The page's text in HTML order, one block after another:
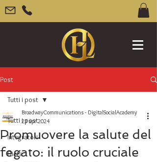
Post
Tutti i post
Integratori
Dieta
Tutti i post
Promuovere la salute del
fegato: il ruolo cruciale
BroadwayCommunications - DigitalSocialAcademy
23 apr 2024